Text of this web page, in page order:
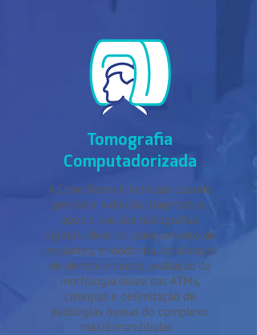
Tomografia
Computadorizada
A Cone Beam é indicada quando
persisitir a dúvida diagnóstica,
após o uso das radiografias
digitais. Ideal no planejamento de
implantes, endodontia, localização
de dentes inclusos, avaliação da
morfologia óssea das ATMs,
cirurgias e delimitação de
patologias ósseas do complexo
maxilomandibular.